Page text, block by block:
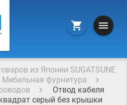
shopping_cart menu
из Японии SUGATSUNE
Мебельная фурнитура
Отвод кабеля
серый без крышки